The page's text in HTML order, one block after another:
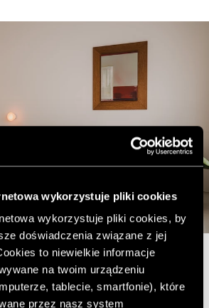
wykorzystuje pliki cookies
wykorzystuje pliki cookies, by
doświadczenia związane z jej
to niewielkie informacje
na twoim urządzeniu
tablecie, smartfonie), które
przez nasz system
– wyjątkowe